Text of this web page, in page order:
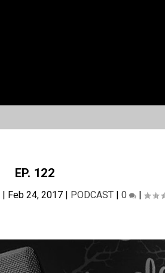
EP. 122
| Feb 24, 2017| PODCAST| 0 |